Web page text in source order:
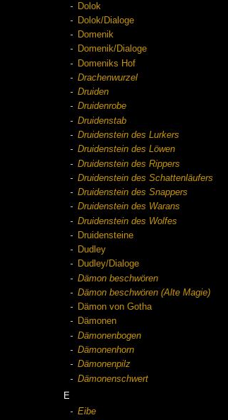
Dolok
Dolok/Dialoge
Domenik
Domenik/Dialoge
Domeniks Hof
Drachenwurzel
Druiden
Druidenrobe
Druidenstab
Druidenstein des Lurkers
Druidenstein des Löwen
Druidenstein des Rippers
Druidenstein des Schattenläufers
Druidenstein des Snappers
Druidenstein des Warans
Druidenstein des Wolfes
Druidensteine
Dudley
Dudley/Dialoge
Dämon beschwören
Dämon beschwören (Alte Magie)
Dämon von Gotha
Dämonen
Dämonenbogen
Dämonenhorn
Dämonenpilz
Dämonenschwert
E
Eibe